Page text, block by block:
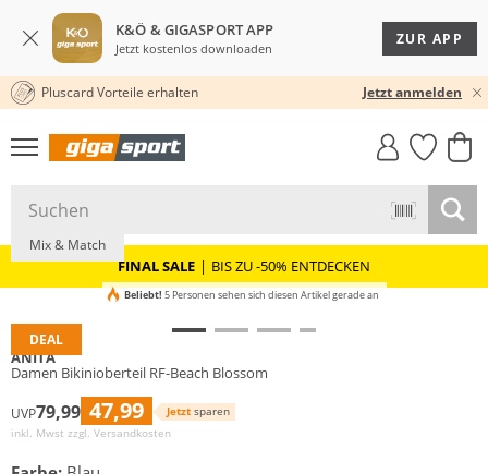
K&Ö & GIGASPORT APP
Jetzt kostenlos downloaden
ZUR APP
★★★★★ 4,8 / 5,0 STERNE
Pluscard Vorteile erhalten Jetzt anmelden
GIGASTYLE
FAHRRAD­
MUST-HAVE
FINAL SALE | BIS ZU -50% ENTDECKEN
DEAL
Mix & Match
Beliebt! 5 Personen sehen sich diesen Artikel gerade an
ANITA
Damen Bikinioberteil RF-Beach Blossom
UVP79,99 47,99 Jetzt sparen
inkl. Mwst zzgl. Versandkosten